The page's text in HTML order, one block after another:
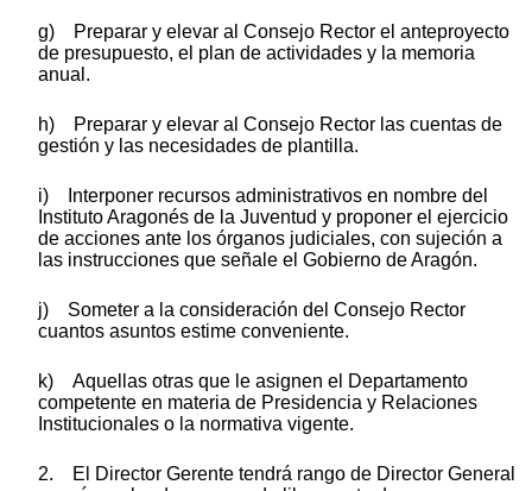
g) Preparar y elevar al Consejo Rector el anteproyecto
de presupuesto, el plan de actividades y la memoria
anual.
h) Preparar y elevar al Consejo Rector las cuentas de
gestión y las necesidades de plantilla.
i) Interponer recursos administrativos en nombre del
Instituto Aragonés de la Juventud y proponer el ejercicio
de acciones ante los órganos judiciales, con sujeción a
las instrucciones que señale el Gobierno de Aragón.
j) Someter a la consideración del Consejo Rector
cuantos asuntos estime conveniente.
k) Aquellas otras que le asignen el Departamento
competente en materia de Presidencia y Relaciones
Institucionales o la normativa vigente.
2. El Director Gerente tendrá rango de Director General